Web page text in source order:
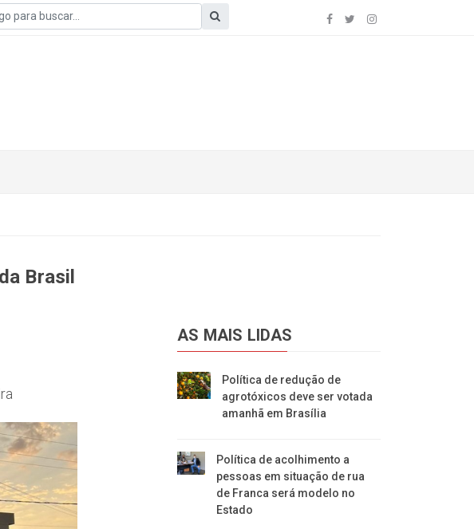
Brasil
AS MAIS LIDAS
Política de redução de
agrotóxicos deve ser votada
amanhã em Brasília
Política de acolhimento a
pessoas em situação de rua
de Franca será modelo no
Estado